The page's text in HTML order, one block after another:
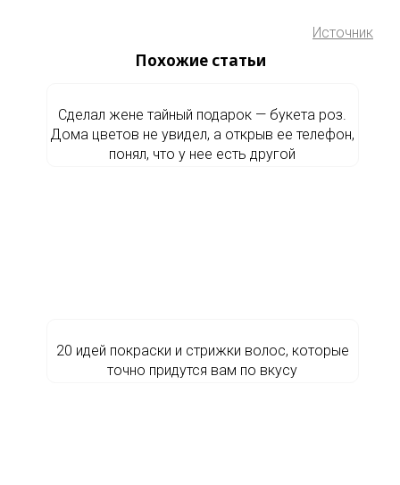
Источник
Похожие статьи
Сделал жене тайный подарок — букета роз.
Дома цветов не увидел, а открыв ее телефон,
понял, что у нее есть другой
20 идей покраски и стрижки волос, которые
точно придутся вам по вкусу